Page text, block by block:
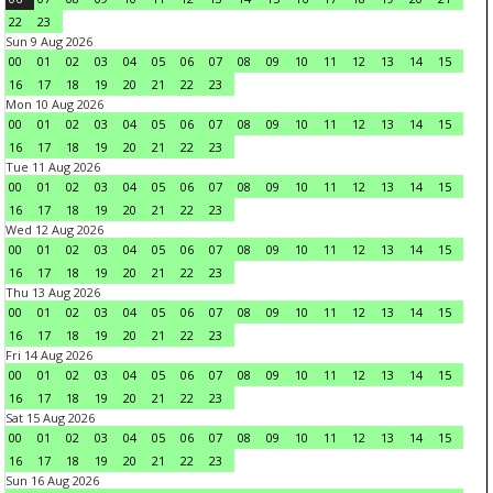
22
23
Sun 9 Aug 2026
00
01 02 03 04 05 06 07 08 09 10 11 12 13 14
15
16
17 18 19 20 21 22
23
Mon 10 Aug 2026
00
01 02 03 04 05 06 07 08 09 10 11 12 13 14
15
16
17 18 19 20 21 22
23
Tue 11 Aug 2026
00
01 02 03 04 05 06 07 08 09 10 11 12 13 14
15
16
17 18 19 20 21 22
23
Wed 12 Aug 2026
00
01 02 03 04 05 06 07 08 09 10 11 12 13 14
15
16
17 18 19 20 21 22
23
Thu 13 Aug 2026
00
01 02 03 04 05 06 07 08 09 10 11 12 13 14
15
16
17 18 19 20 21 22
23
Fri 14 Aug 2026
00
01 02 03 04 05 06 07 08 09 10 11 12 13 14
15
16
17 18 19 20 21 22
23
Sat 15 Aug 2026
00
01 02 03 04 05 06 07 08 09 10 11 12 13 14
15
16
17 18 19 20 21 22
23
Sun 16 Aug 2026